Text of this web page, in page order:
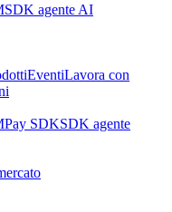
SDK agente AI
EventiLavora con
Pay SDKSDK agente